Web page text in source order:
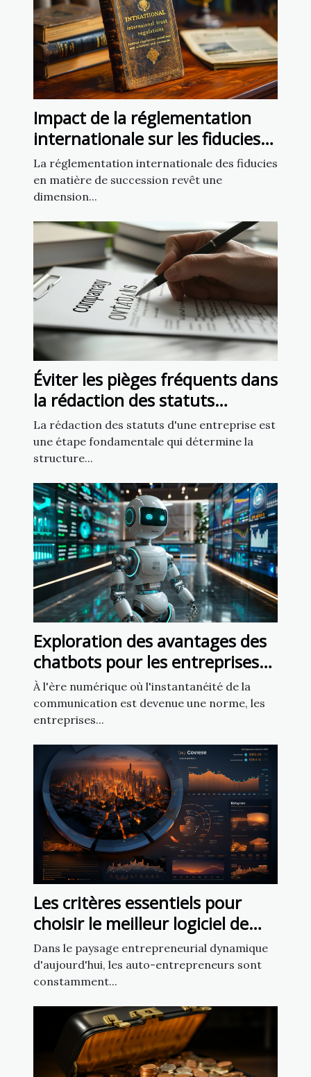
Impact de la réglementation
internationale sur les fiducies
en matière de succession
La réglementation internationale des fiducies
en matière de succession revêt une
dimension...
Éviter les pièges fréquents dans
la rédaction des statuts
d'entreprise
La rédaction des statuts d'une entreprise est
une étape fondamentale qui détermine la
structure...
Exploration des avantages des
chatbots pour les entreprises
modernes
À l'ère numérique où l'instantanéité de la
communication est devenue une norme, les
entreprises...
Les critères essentiels pour
choisir le meilleur logiciel de
facturation adapté aux auto-
entrepreneurs
Dans le paysage entrepreneurial dynamique
d'aujourd'hui, les auto-entrepreneurs sont
constamment...